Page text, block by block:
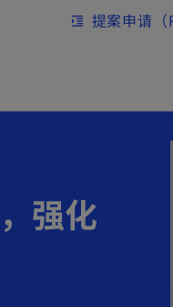
format_indent_increase 提案申请（
强化